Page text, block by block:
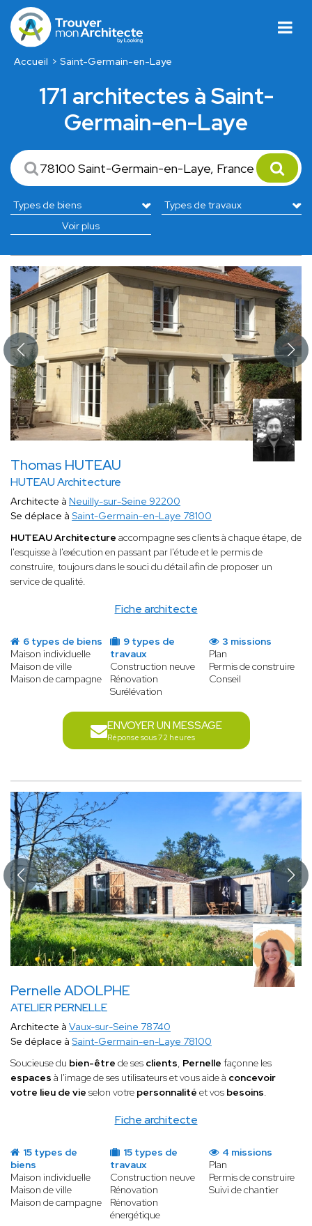
Accueil Saint-Germain-en-Laye
171 architectes à Saint-
Germain-en-Laye
Voir plus
Thomas HUTEAU
HUTEAU Architecture
Fiche architecte
Architecte à Neuilly-sur-Seine 92200
Se déplace à Saint-Germain-en-Laye 78100
HUTEAU Architecture accompagne ses clients à chaque étape, de
l'esquisse à l'exécution en passant par l'étude et le permis de
construire, toujours dans le souci du détail afin de proposer un
service de qualité.
6 types de biens
Maison individuelle
Maison de ville
Maison de campagne
9 types de
travaux
Construction neuve
Rénovation
Surélévation
3 missions
Plan
Permis de construire
Conseil
ENVOYER UN MESSAGE
Réponse sous 72 heures
Pernelle ADOLPHE
ATELIER PERNELLE
Fiche architecte
Architecte à Vaux-sur-Seine 78740
Se déplace à Saint-Germain-en-Laye 78100
Soucieuse du bien-être de ses clients, Pernelle façonne les
espaces à l'image de ses utilisateurs et vous aide à concevoir
votre lieu de vie selon votre personnalité et vos besoins.
15 types de
biens
Maison individuelle
Maison de ville
Maison de campagne
15 types de
travaux
Construction neuve
Rénovation
Rénovation
énergétique
4 missions
Plan
Permis de construire
Suivi de chantier